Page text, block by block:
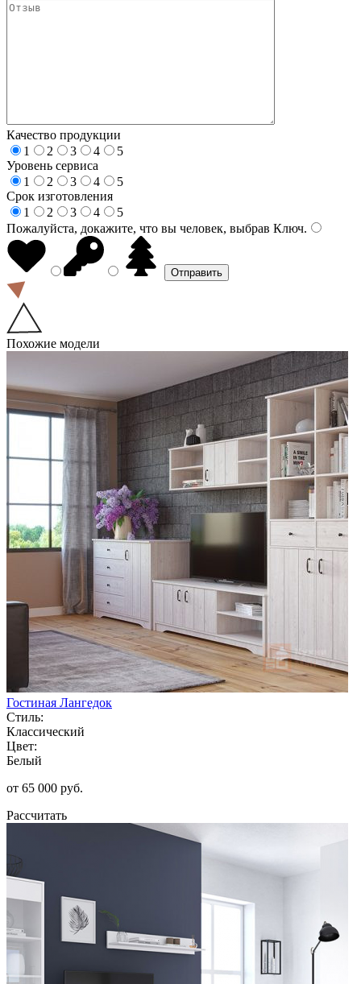
Качество продукции
1
2 3 4
5
Уровень сервиса
1
2 3 4
5
Срок изготовления
1
2 3 4
5
Пожалуйста, докажите, что вы человек, выбрав Ключ.
Похожие модели
Гостиная Лангедок
Стиль:
Классический
Цвет:
Белый
от 65 000 руб.
Рассчитать